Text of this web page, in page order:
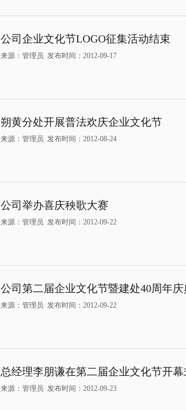
公司企业文化节LOGO征集活动结束
来源：管理员 发布时间：2012-09-17
朔黄分处开展普法欢庆企业文化节
来源：管理员 发布时间：2012-08-24
公司举办喜庆秧歌大赛
来源：管理员 发布时间：2012-09-22
公司第二届企业文化节暨建处40周年
来源：管理员 发布时间：2012-09-22
总经理李朋谦在第二届企业文化节开
来源：管理员 发布时间：2012-09-23